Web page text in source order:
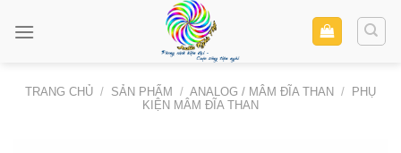
TRANG CHỦ / SẢN PHẨM / ANALOG / MÂM ĐĨA THAN /
PHỤ
KIỆN MÂM ĐĨA THAN